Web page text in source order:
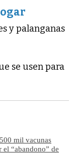
y palanganas
se usen para
mil vacunas
“abandono” de